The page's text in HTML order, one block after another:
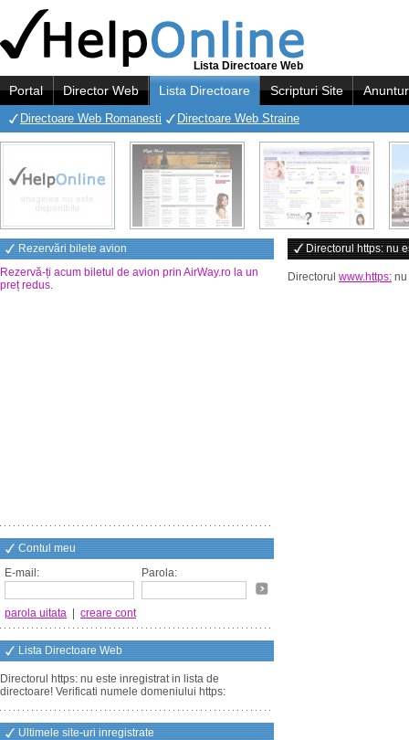
Lista Directoare Web
Portal Director Web Lista Directoare Scripturi Site
Directoare Web Romanesti Directoare Web Straine
Rezervări bilete avion
Rezervă-ți acum biletul de avion prin AirWay.ro la un
preț redus.
Contul meu
E-mail:
Parola:
parola uitata creare cont
Lista Directoare Web
Directorul https: nu este inregistrat in lista de
directoare! Verificati numele domeniului https:
Ultimele site-uri inregistrate
Directorul https: nu
Directorul www.https: nu